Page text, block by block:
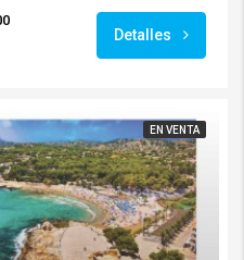
Detalles
EN VENTA